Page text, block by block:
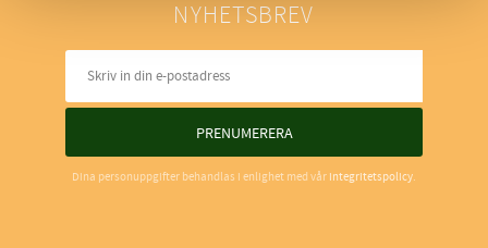
NYHETSBREV
PRENUMERERA
Dina personuppgifter behandlas i enlighet med vår integritetspolicy.